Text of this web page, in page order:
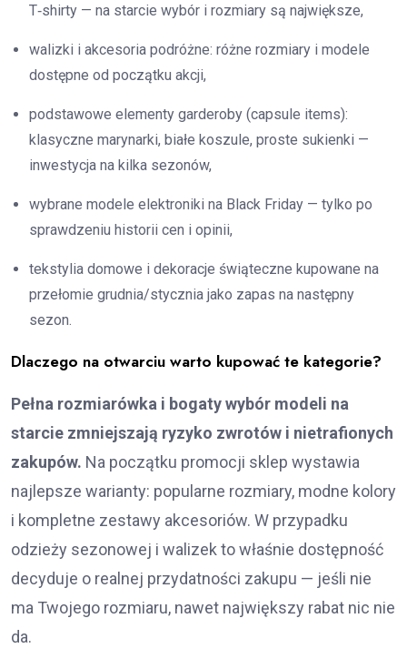
T‑shirty — na starcie wybór i rozmiary są największe,
walizki i akcesoria podróżne: różne rozmiary i modele
dostępne od początku akcji,
podstawowe elementy garderoby (capsule items):
klasyczne marynarki, białe koszule, proste sukienki —
inwestycja na kilka sezonów,
wybrane modele elektroniki na Black Friday — tylko po
sprawdzeniu historii cen i opinii,
tekstylia domowe i dekoracje świąteczne kupowane na
przełomie grudnia/stycznia jako zapas na następny
sezon.
Dlaczego na otwarciu warto kupować te kategorie?
Pełna rozmiarówka i bogaty wybór modeli na
starcie zmniejszają ryzyko zwrotów i nietrafionych
zakupów. Na początku promocji sklep wystawia
najlepsze warianty: popularne rozmiary, modne kolory
i kompletne zestawy akcesoriów. W przypadku
odzieży sezonowej i walizek to właśnie dostępność
decyduje o realnej przydatności zakupu — jeśli nie
ma Twojego rozmiaru, nawet największy rabat nic nie
da.